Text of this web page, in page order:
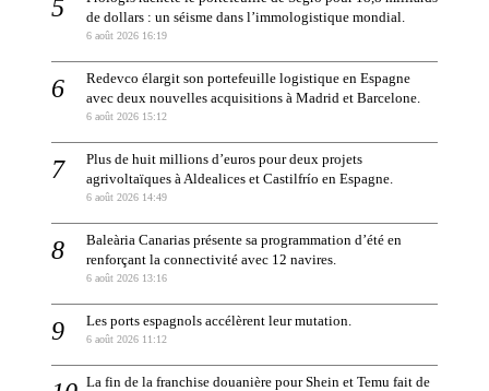
de dollars : un séisme dans l’immologistique mondial.
6 août 2026 16:19
Redevco élargit son portefeuille logistique en Espagne
avec deux nouvelles acquisitions à Madrid et Barcelone.
6 août 2026 15:12
Plus de huit millions d’euros pour deux projets
agrivoltaïques à Aldealices et Castilfrío en Espagne.
6 août 2026 14:49
Baleària Canarias présente sa programmation d’été en
renforçant la connectivité avec 12 navires.
6 août 2026 13:16
Les ports espagnols accélèrent leur mutation.
6 août 2026 11:12
La fin de la franchise douanière pour Shein et Temu fait de